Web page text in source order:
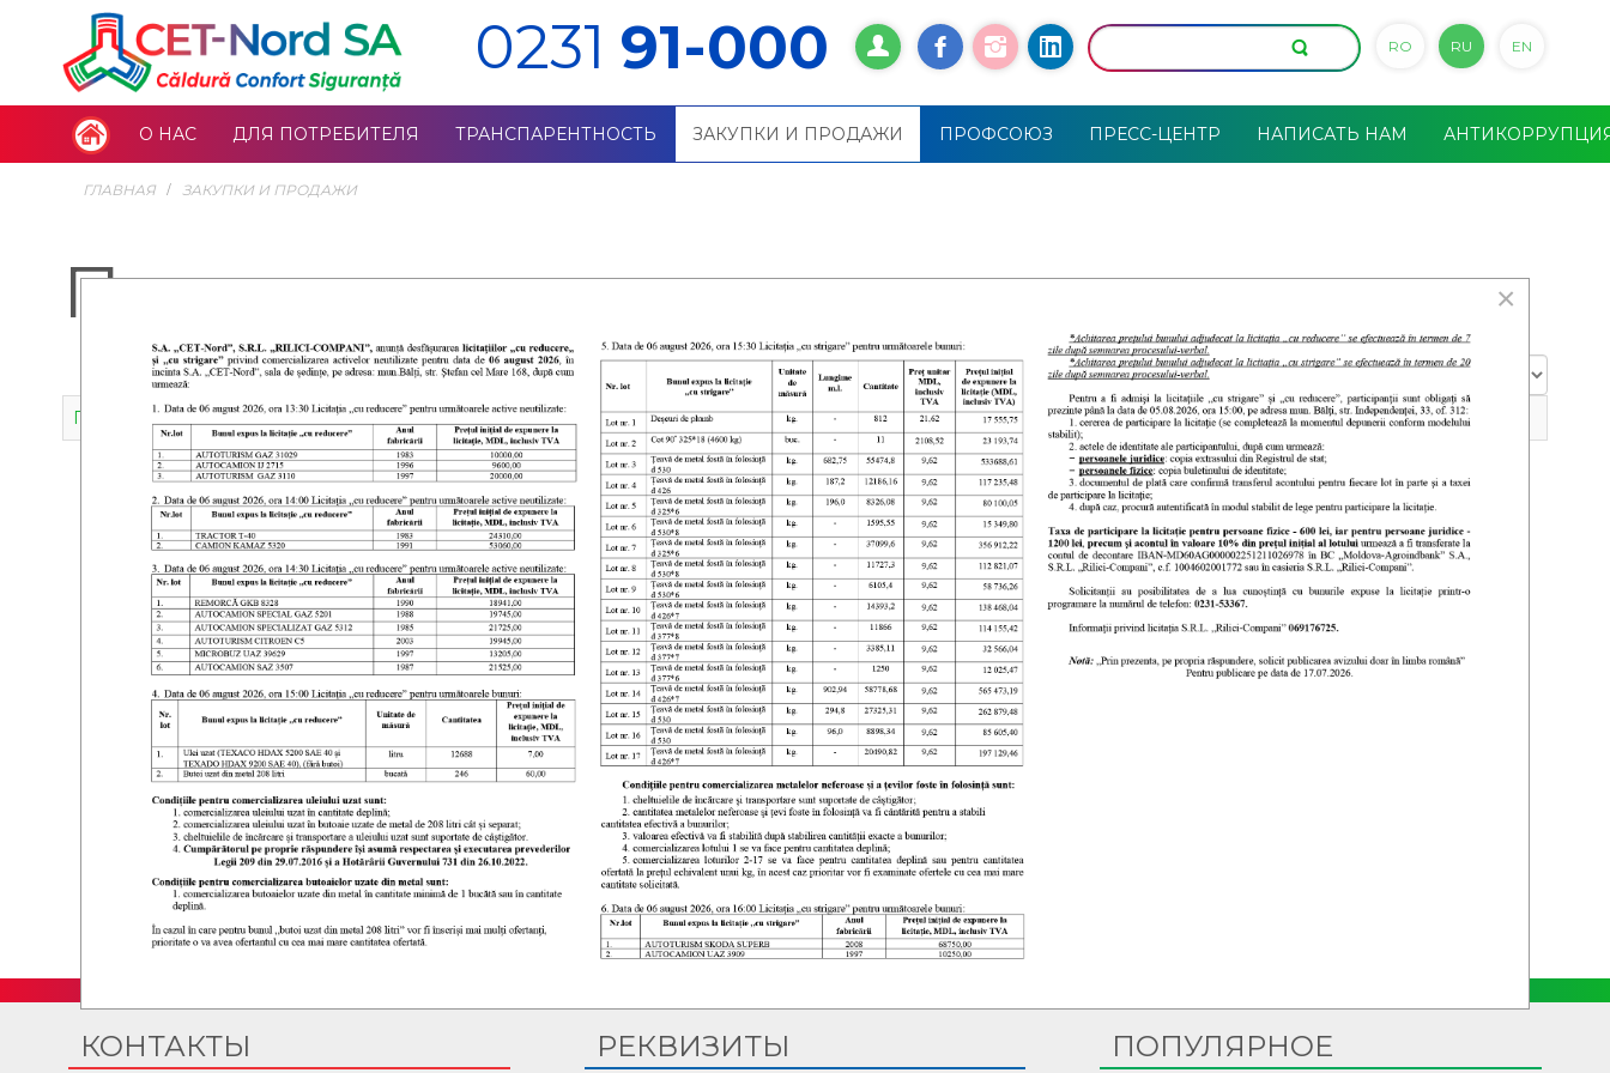
RO RU EN
0231 91-000
О НАС ДЛЯ ПОТРЕБИТЕЛЯ ТРАНСПАРЕНТНОСТЬ ЗАКУПКИ И ПРОДАЖИ ПРОФСОЮЗ ПРЕСС-ЦЕНТР НАПИСАТЬ НАМ
ГЛАВНАЯ ЗАКУПКИ И ПРОДАЖИ
Планы развития
Кол-
во
строк:
Проект плана развития на 2026-2031 год 29 мая 2026
КОНТАКТЫ РЕКВИЗИТЫ ПОПУЛЯРНОЕ
×